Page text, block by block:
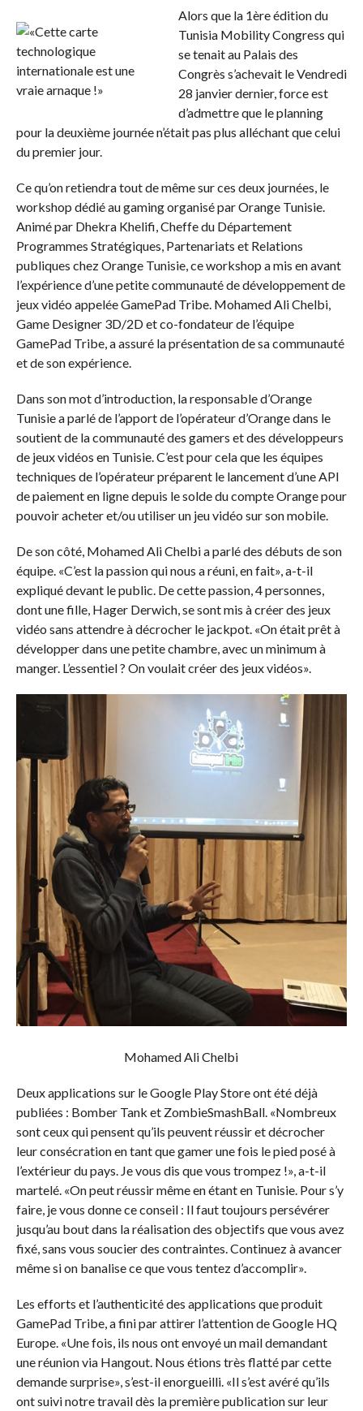
Alors que la 1ère édition du
Tunisia Mobility Congress qui
se tenait au Palais des
Congrès s’achevait le Vendredi
28 janvier dernier, force est
d’admettre que le planning
pour la deuxième journée n’était pas plus alléchant que celui
du premier jour.
Ce qu’on retiendra tout de même sur ces deux journées, le
workshop dédié au gaming organisé par Orange Tunisie.
Animé par Dhekra Khelifi, Cheffe du Département
Programmes Stratégiques, Partenariats et Relations
publiques chez Orange Tunisie, ce workshop a mis en avant
l’expérience d’une petite communauté de développement de
jeux vidéo appelée GamePad Tribe. Mohamed Ali Chelbi,
Game Designer 3D/2D et co-fondateur de l’équipe
GamePad Tribe, a assuré la présentation de sa communauté
et de son expérience.
Dans son mot d’introduction, la responsable d’Orange
Tunisie a parlé de l’apport de l’opérateur d’Orange dans le
soutient de la communauté des gamers et des développeurs
de jeux vidéos en Tunisie. C’est pour cela que les équipes
techniques de l’opérateur préparent le lancement d’une API
de paiement en ligne depuis le solde du compte Orange pour
pouvoir acheter et/ou utiliser un jeu vidéo sur son mobile.
De son côté, Mohamed Ali Chelbi a parlé des débuts de son
équipe. «C’est la passion qui nous a réuni, en fait», a-t-il
expliqué devant le public. De cette passion, 4 personnes,
dont une fille, Hager Derwich, se sont mis à créer des jeux
vidéo sans attendre à décrocher le jackpot. «On était prêt à
développer dans une petite chambre, avec un minimum à
manger. L’essentiel ? On voulait créer des jeux vidéos».
Mohamed Ali Chelbi
Deux applications sur le Google Play Store ont été déjà
publiées : Bomber Tank et ZombieSmashBall. «Nombreux
sont ceux qui pensent qu’ils peuvent réussir et décrocher
leur consécration en tant que gamer une fois le pied posé à
l’extérieur du pays. Je vous dis que vous trompez !», a-t-il
martelé. «On peut réussir même en étant en Tunisie. Pour s’y
faire, je vous donne ce conseil : Il faut toujours persévérer
jusqu’au bout dans la réalisation des objectifs que vous avez
fixé, sans vous soucier des contraintes. Continuez à avancer
même si on banalise ce que vous tentez d’accomplir».
Les efforts et l’authenticité des applications que produit
GamePad Tribe, a fini par attirer l’attention de Google HQ
Europe. «Une fois, ils nous ont envoyé un mail demandant
une réunion via Hangout. Nous étions très flatté par cette
demande surprise», s’est-il enorgueilli. «Il s’est avéré qu’ils
ont suivi notre travail dès la première publication sur leur